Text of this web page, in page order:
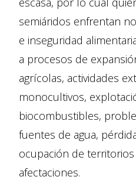
semiáridos enfrentan
e inseguridad
a procesos de
agrícolas, actividades
monocultivos,
biocombustibles,
fuentes de agua,
ocupación de
afectaciones.